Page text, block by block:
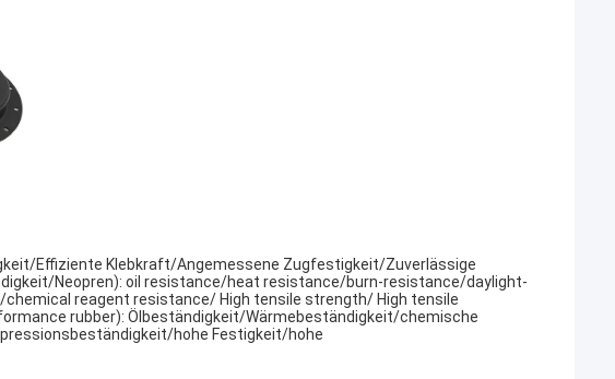
Effiziente Klebkraft/Angemessene Zugfestigkeit/Zuverlässige
Neopren): oil resistance/heat resistance/burn-resistance/daylight-
reagent resistance/ High tensile strength/ High tensile
rubber): Ölbeständigkeit/Wärmebeständigkeit/chemische
hohe Festigkeit/hohe